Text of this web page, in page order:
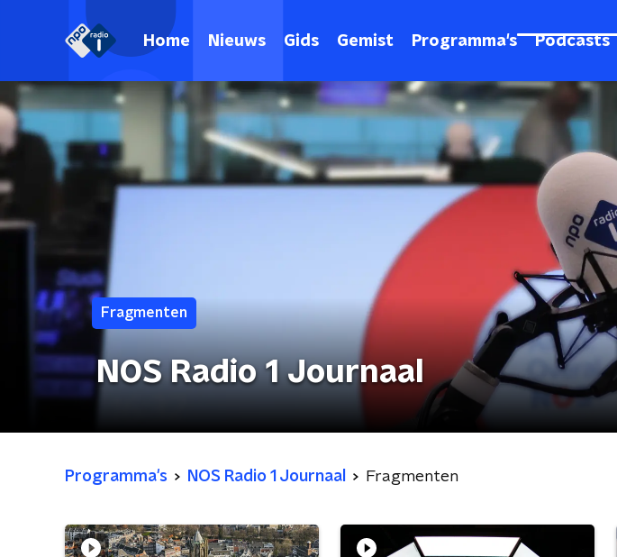
Home Nieuws Gids Gemist Programma's Podcasts
Fragmenten
NOS Radio 1 Journaal
Programma's NOS Radio 1 Journaal Fragmenten